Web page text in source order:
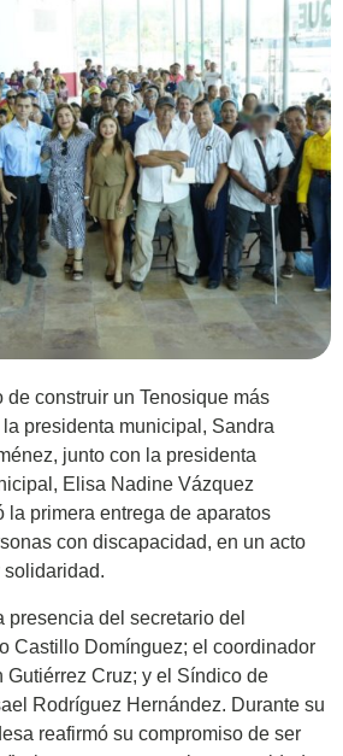
de construir un Tenosique más
presidenta municipal, Sandra
junto con la presidenta
Elisa Nadine Vázquez
la primera entrega de aparatos
con discapacidad, en un acto
solidaridad.
presencia del secretario del
Castillo Domínguez; el coordinador
Gutiérrez Cruz; y el Síndico de
Rodríguez Hernández. Durante su
reafirmó su compromiso de ser